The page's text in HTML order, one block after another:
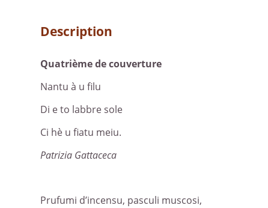
Description
Quatrième de couverture
Nantu à u filu
Di e to labbre sole
Ci hè u fiatu meiu.
Patrizia Gattaceca
Prufumi d’incensu, pasculi muscosi,